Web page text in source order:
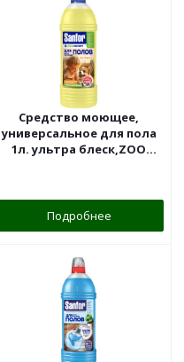
Средство моющее,
универсальное для пола
1л. ультра блеск,ZOO
Подробнее